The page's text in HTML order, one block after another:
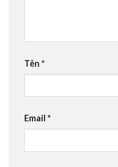
Tên *
Email *